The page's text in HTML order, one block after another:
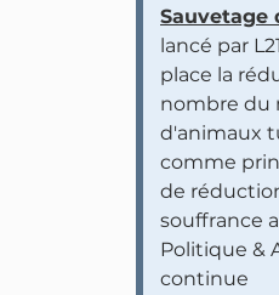
Sauvetage
lancé par
place la
nombre du
d'animaux
comme
de
souffrance
Politique &
continue